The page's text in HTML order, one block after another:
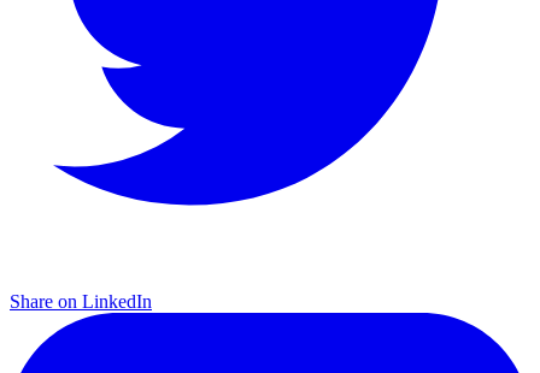
Share on LinkedIn